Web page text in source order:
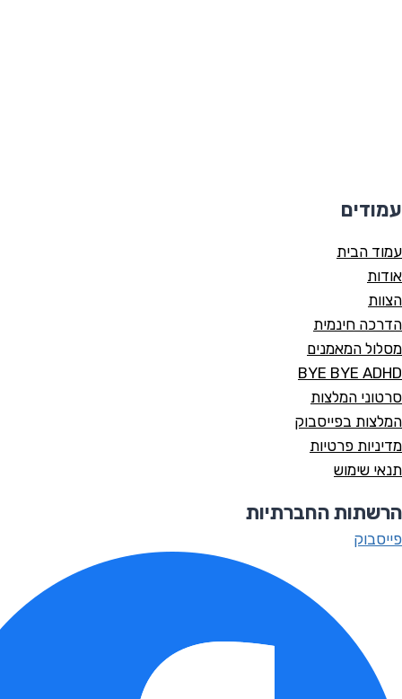
עמודים
עמוד הבית
אודות
הצוות
הדרכה חינמית
מסלול המאמנים
BYE BYE ADHD
סרטוני המלצות
המלצות בפייסבוק
מדיניות פרטיות
תנאי שימוש
הרשתות החברתיות
פייסבוק